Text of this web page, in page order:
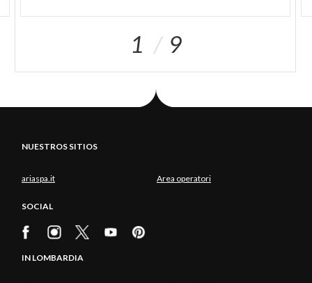
1 9
NUESTROS SITIOS
ariaspa.it Area operatori
SOCIAL
IN LOMBARDIA